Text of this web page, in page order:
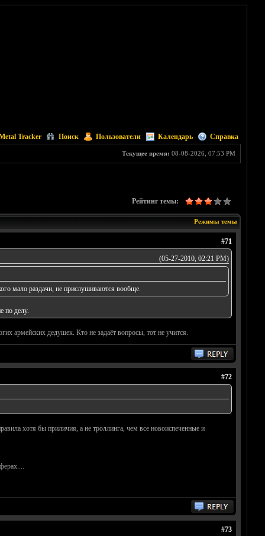
Tracker Поиск Пользователи Календарь Справка
Текущее время: 08-08-2026, 07:53 PM
Рейтинг темы:
Режимы темы
#71
(05-27-2010, 02:21 PM)
мало раздачи, не прислушиваются вообще.
по делу.
армейских дедушек. Кто не задаёт вопросы, тот не учится.
#72
хотя бы приличия, а не троллинга, чем все новоиспеченные и
#73